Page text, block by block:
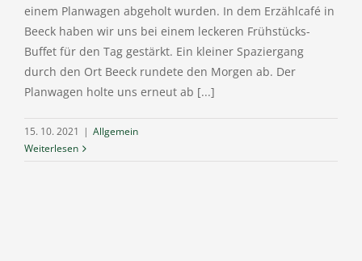
einem Planwagen abgeholt wurden. In dem Erzählcafé in
Beeck haben wir uns bei einem leckeren Frühstücks-
Buffet für den Tag gestärkt. Ein kleiner Spaziergang
durch den Ort Beeck rundete den Morgen ab. Der
Planwagen holte uns erneut ab [...]
15. 10. 2021 | Allgemein
Weiterlesen